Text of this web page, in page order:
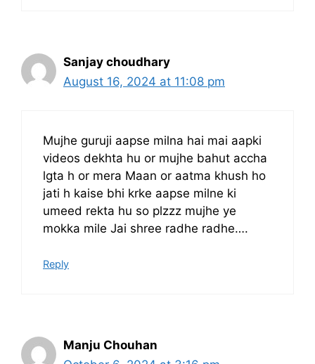
Sanjay choudhary
August 16, 2024 at 11:08 pm
Mujhe guruji aapse milna hai mai aapki
videos dekhta hu or mujhe bahut accha
lgta h or mera Maan or aatma khush ho
jati h kaise bhi krke aapse milne ki
umeed rekta hu so plzzz mujhe ye
mokka mile Jai shree radhe radhe….
Reply
Manju Chouhan